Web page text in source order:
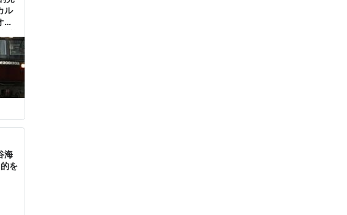
ル
ン
海
を